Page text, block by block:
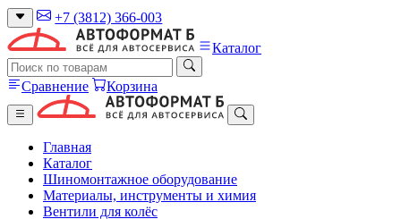
+7 (3812) 366-003
Каталог
Сравнение Корзина
Главная
Каталог
Шиномонтажное оборудование
Материалы, инструменты и химия
Вентили для колёс